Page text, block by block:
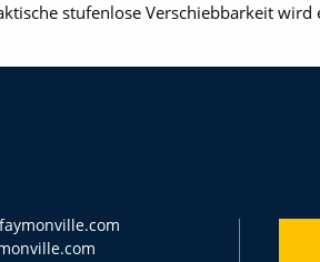
stufenlose Verschiebbarkeit